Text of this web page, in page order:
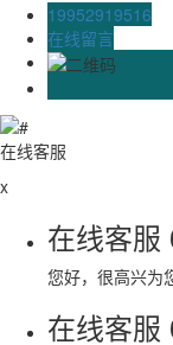
19952919516
在线留言
在线客服
x
在线客服
您好，很高兴为
在线客服